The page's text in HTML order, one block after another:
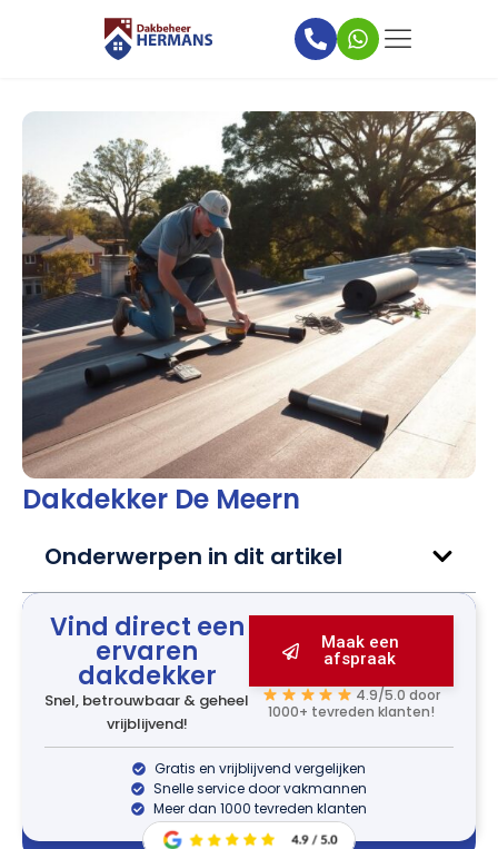
Dakdekker De Meern
Onderwerpen in dit artikel
Vind direct een
ervaren
dakdekker
Snel, betrouwbaar & geheel
vrijblijvend!
Maak een
afspraak
4.9/5.0 door
1000+ tevreden klanten!
Gratis en vrijblijvend vergelijken
Snelle service door vakmannen
Meer dan 1000 tevreden klanten